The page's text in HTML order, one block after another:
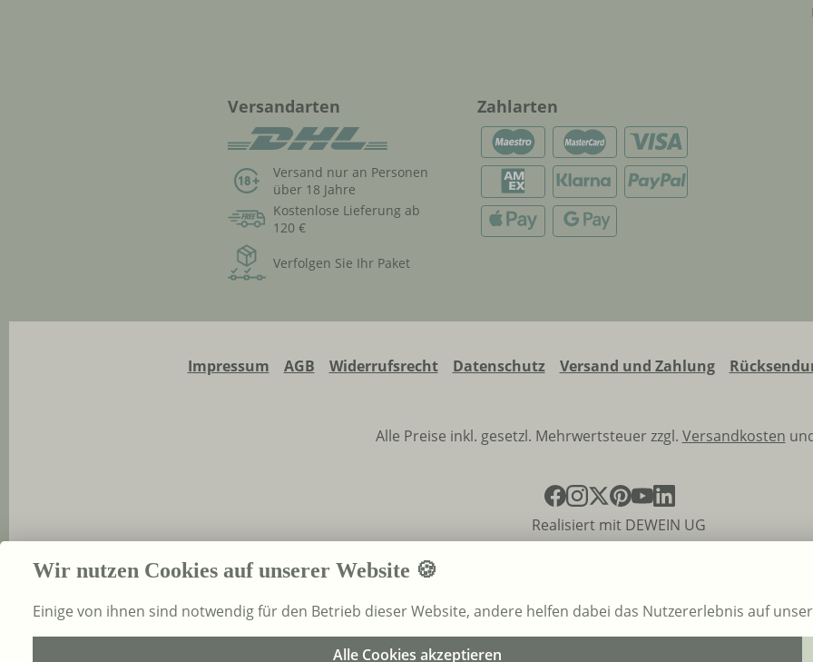
Versandarten
Versand nur an Personen
über 18 Jahre
Kostenlose Lieferung ab
120 €
Verfolgen Sie Ihr Paket
Zahlarten
Impressum AGB Widerrufsrecht Datenschutz Versand und Zahlung
Alle Preise inkl. gesetzl. Mehrwertsteuer zzgl. Versandkosten
Realisiert mit DEWEIN UG
Wir nutzen Cookies auf unserer Website 🍪
Einige von ihnen sind notwendig für den Betrieb dieser Website, andere helfen dabei das Nutzererlebnis auf
Alle Cookies akzeptieren